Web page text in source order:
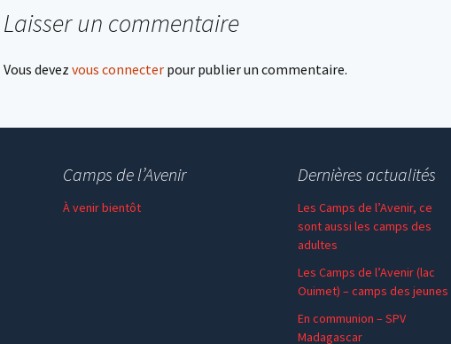
Laisser un commentaire
Vous devez vous connecter pour publier un commentaire.
Camps de l’Avenir
À venir bientôt
Dernières actualités
Les Camps de l’Avenir, ce
sont aussi les camps des
adultes
Les Camps de l’Avenir (lac
Ouimet) – camps des jeunes
En communion – SPV
Madagascar